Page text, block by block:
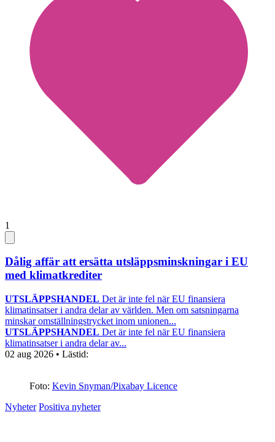
1
Dålig affär att ersätta utsläppsminskningar i EU
med klimatkrediter
UTSLÄPPSHANDEL Det är inte fel när EU finansiera
klimatinsatser i andra delar av världen. Men om satsningarna
minskar omställningstrycket inom unionen...
UTSLÄPPSHANDEL Det är inte fel när EU finansiera
klimatinsatser i andra delar av...
02 aug 2026 • Lästid:
Foto: Kevin Snyman/Pixabay Licence
Nyheter Positiva nyheter